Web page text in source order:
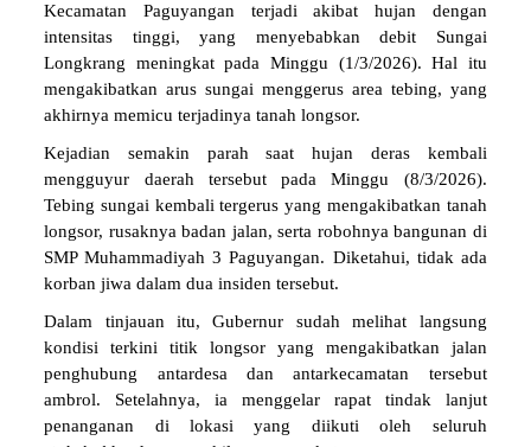
Kecamatan Paguyangan terjadi akibat hujan dengan
intensitas tinggi, yang menyebabkan debit Sungai
Longkrang meningkat pada Minggu (1/3/2026). Hal itu
mengakibatkan arus sungai menggerus area tebing, yang
akhirnya memicu terjadinya tanah longsor.
Kejadian semakin parah saat hujan deras kembali
mengguyur daerah tersebut pada Minggu (8/3/2026).
Tebing sungai kembali tergerus yang mengakibatkan tanah
longsor, rusaknya badan jalan, serta robohnya bangunan di
SMP Muhammadiyah 3 Paguyangan. Diketahui, tidak ada
korban jiwa dalam dua insiden tersebut.
Dalam tinjauan itu, Gubernur sudah melihat langsung
kondisi terkini titik longsor yang mengakibatkan jalan
penghubung antardesa dan antarkecamatan tersebut
ambrol. Setelahnya, ia menggelar rapat tindak lanjut
penanganan di lokasi yang diikuti oleh seluruh